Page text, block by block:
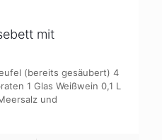
mit
(bereits gesäubert) 4
1 Glas Weißwein 0,1 L
und